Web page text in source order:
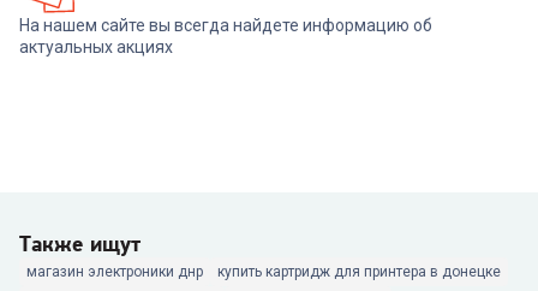
На нашем сайте вы всегда найдете информацию об
актуальных акциях
Также ищут
магазин электроники днр
купить картридж для принтера в донецке